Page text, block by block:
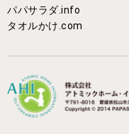
パパサラダ.info
タオルかけ.com